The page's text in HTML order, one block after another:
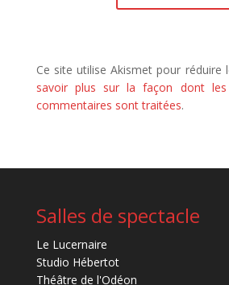
Ce site utilise Akismet pour réduire
savoir plus sur la façon dont
commentaires sont traitées.
Salles de spectacle
Le Lucernaire
Studio Hébertot
Théâtre de l'Odéon